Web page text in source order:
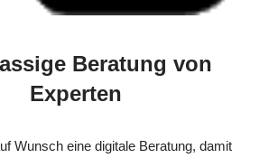
Beratung von
Experten
Wunsch eine digitale Beratung, damit